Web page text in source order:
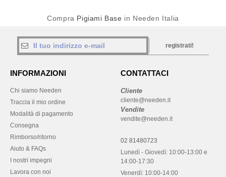
Compra Pigiami Base in Needen Italia
registrati!
INFORMAZIONI
Chi siamo Needen
Traccia il mio ordine
Modalità di pagamento
Consegna
Rimborso/ritorno
Aiuto & FAQs
I nostri impegni
Lavora con noi
CONTATTACI
Cliente
cliente@needen.it
Vendite
vendite@needen.it
02 81480723
Lunedì - Giovedì: 10:00-13:00 e
14:00-17:30
Venerdì: 10:00-14:00